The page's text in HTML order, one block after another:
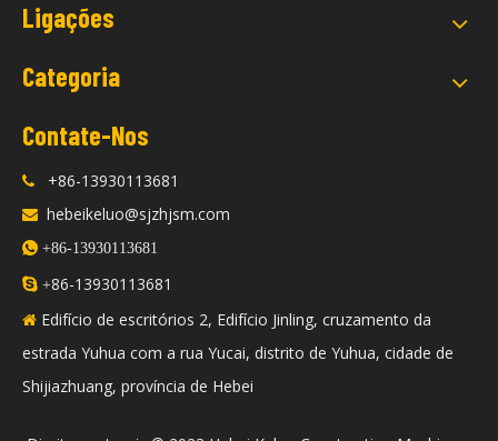
Ligações
Categoria
Contate-Nos
 +86-13930113681
 hebeikeluo@sjzhjsm.com
 +86-13930113681
 +86-13930113681
 Edifício de escritórios 2, Edifício Jinling, cruzamento da
estrada Yuhua com a rua Yucai, distrito de Yuhua, cidade de
Shijiazhuang, província de Hebei